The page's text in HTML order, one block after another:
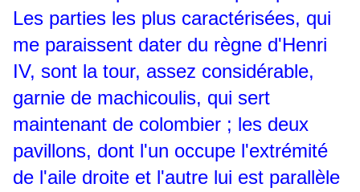
Les parties les plus caractérisées, qui
me paraissent dater du règne d'Henri
IV, sont la tour, assez considérable,
garnie de machicoulis, qui sert
maintenant de colombier ; les deux
pavillons, dont l'un occupe l'extrémité
de l'aile droite et l'autre lui est parallèle